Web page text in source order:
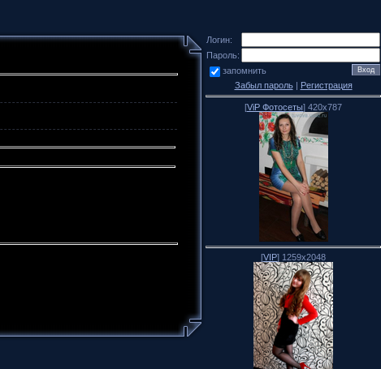
Логин:
Пароль:
запомнить
Забыл пароль| Регистрация
[ViP Фотосеты] 420x787
[VIP] 1259x2048